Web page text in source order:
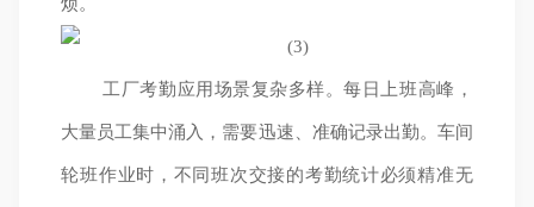
工厂考勤应用场景复杂多样。每日上班高峰，
大量员工集中涌入，需要迅速、准确记录出勤。车间
轮班作业时，不同班次交接的考勤统计必须精准无